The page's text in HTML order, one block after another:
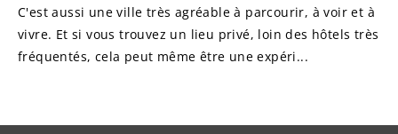
C'est aussi une ville très agréable à parcourir, à voir et à
vivre. Et si vous trouvez un lieu privé, loin des hôtels très
fréquentés, cela peut même être une expéri...